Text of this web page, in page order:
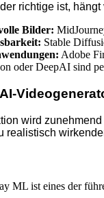
richtige ist,
Bilder:
Stable
Adobe
oder DeepAI sind
wird
realistisch
ML ist eines der